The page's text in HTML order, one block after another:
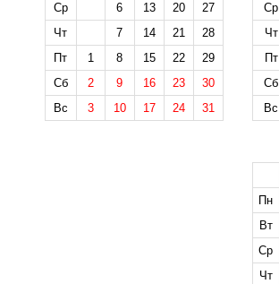
Ср
6 13 20
27
Чт
7 14 21
28
Пт
1 8 15 22
29
Сб
2 9 16 23
30
Вс
3 10 17 24 31
Ср
Чт
Пт
Сб
Вс
Пн
Вт
Ср
Чт